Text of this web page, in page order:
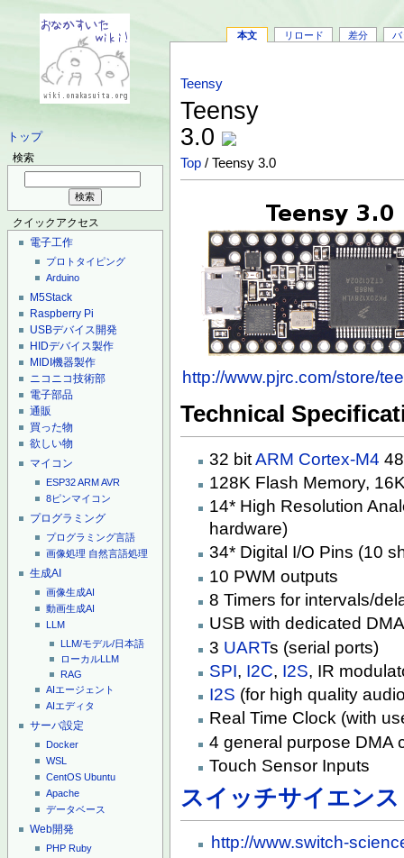
トップ
検索
クイックアクセス
電子工作
プロトタイピング
Arduino
M5Stack
Raspberry Pi
USBデバイス開発
HIDデバイス製作
MIDI機器製作
ニコニコ技術部
電子部品
通販
買った物
欲しい物
マイコン
ESP32ARMAVR
8ピンマイコン
プログラミング
プログラミング言語
画像処理 自然言語処理
生成AI
画像生成AI
動画生成AI
LLM
LLM/モデル/日本語
ローカルLLM
RAG
AIエージェント
AIエディタ
サーバ設定
Docker
WSL
CentOS Ubuntu
Apache
データベース
Web開発
PHP Ruby
本文 リロード 差分 バ
Teensy
Teensy
3.0
Top / Teensy 3.0
http://www.pjrc.com/store/
Technical
32 bitARM Cortex-M4
128K Flash Memory,
14* High Resolution
hardware)
34* Digital I/O Pins (10
10 PWM outputs
8 Timers for intervals/
USB with dedicated
3 UARTs (serial ports)
SPI, I2C, I2S, IR
I2S (for high quality
Real Time Clock (with
4 general purpose DMA
Touch Sensor Inputs
スイッチサイエンス
http://www.switch-